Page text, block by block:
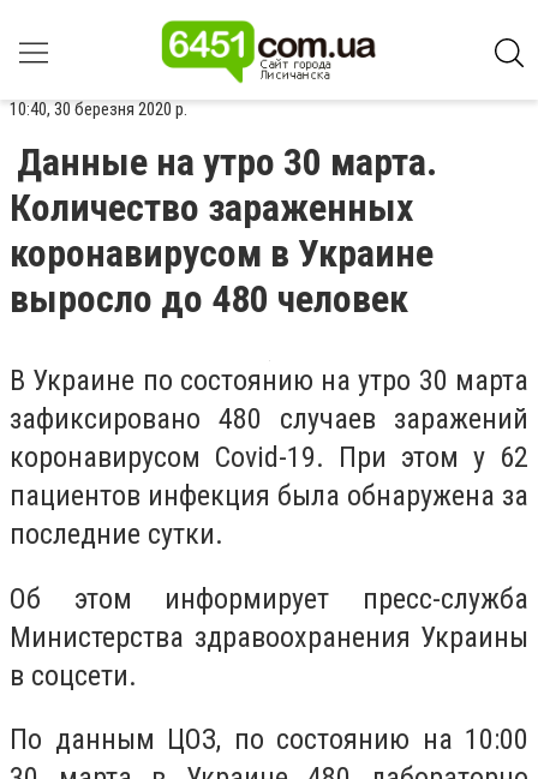
10:40, 30 березня 2020 р.
Данные на утро 30 марта.
Количество зараженных
коронавирусом в Украине
выросло до 480 человек
В Украине по состоянию на утро 30 марта
зафиксировано 480 случаев заражений
коронавирусом Сovid-19. При этом у 62
пациентов инфекция была обнаружена за
последние сутки.
Об этом информирует пресс-служба
Министерства здравоохранения Украины
в соцсети.
По данным ЦОЗ, по состоянию на 10:00